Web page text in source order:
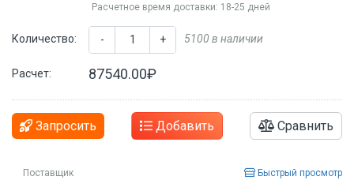
Расчетное время доставки: 18-25 дней
Количество: - + 5100 в наличии
Расчет: 87540.00₽
Запросить Добавить Сравнить
Поставщик Быстрый просмотр